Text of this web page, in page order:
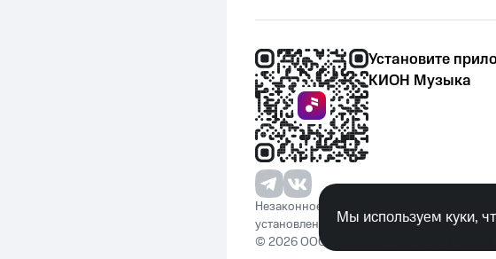
Установите
КИОН Музыка
Незаконное потребление наркотических
установленную законодательством
© 2026 ООО «КИОН». Все права защищены
Мы используем куки,